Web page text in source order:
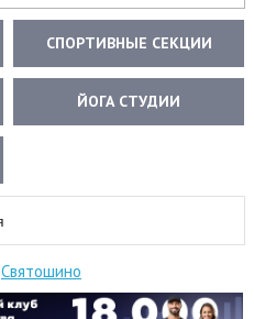
СПОРТИВНЫЕ СЕКЦИИ
ЙОГА СТУДИИ
Святошино